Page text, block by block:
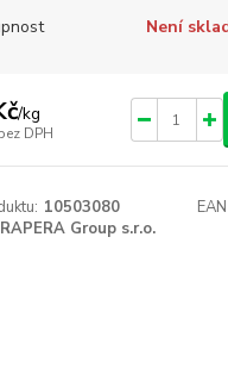
Není
/kg
DPH
10503080
RAPERA Group s.r.o.